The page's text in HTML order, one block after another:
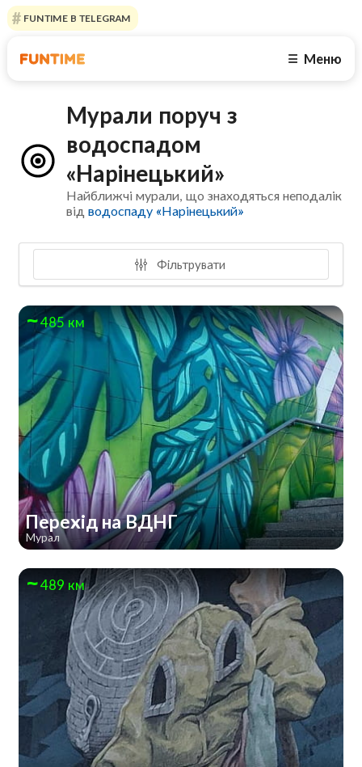
FUNTIME В TELEGRAM
☰ Меню
Мурали поруч з
водоспадом
«Нарінецький»
Найближчі мурали, що знаходяться неподалік
відводоспаду «Нарінецький»
Фільтрувати
485 км
Перехід на ВДНГ
Мурал
489 км